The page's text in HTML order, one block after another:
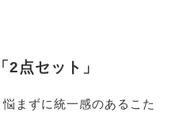
2点セット」
まずに統一感のあるこた